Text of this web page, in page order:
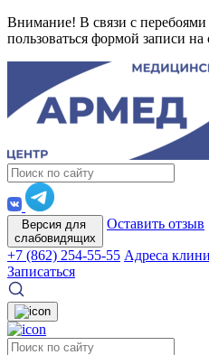
Внимание! В связи с перебоями
пользоваться формой записи на
Версия для
слабовидящих
Оставить отзыв
+7 (862) 254-55-55 Адреса
Записаться